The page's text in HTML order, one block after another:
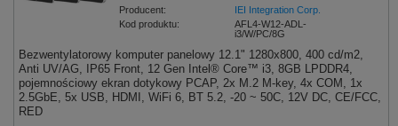
Producent:
IEI Integration Corp.
Kod produktu:
AFL4-W12-ADL-
i3/W/PC/8G
Bezwentylatorowy komputer panelowy 12.1" 1280x800, 400 cd/m2,
Anti UV/AG, IP65 Front, 12 Gen Intel® Core™ i3, 8GB LPDDR4,
pojemnościowy ekran dotykowy PCAP, 2x M.2 M-key, 4x COM, 1x
2.5GbE, 5x USB, HDMI, WiFi 6, BT 5.2, -20 ~ 50C, 12V DC, CE/FCC,
RED